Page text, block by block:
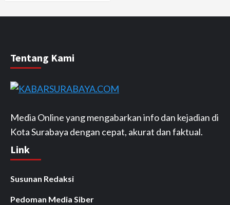
Tentang Kami
Media Online yang mengabarkan info dan kejadian di
Kota Surabaya dengan cepat, akurat dan faktual.
Link
Susunan Redaksi
Pedoman Media Siber